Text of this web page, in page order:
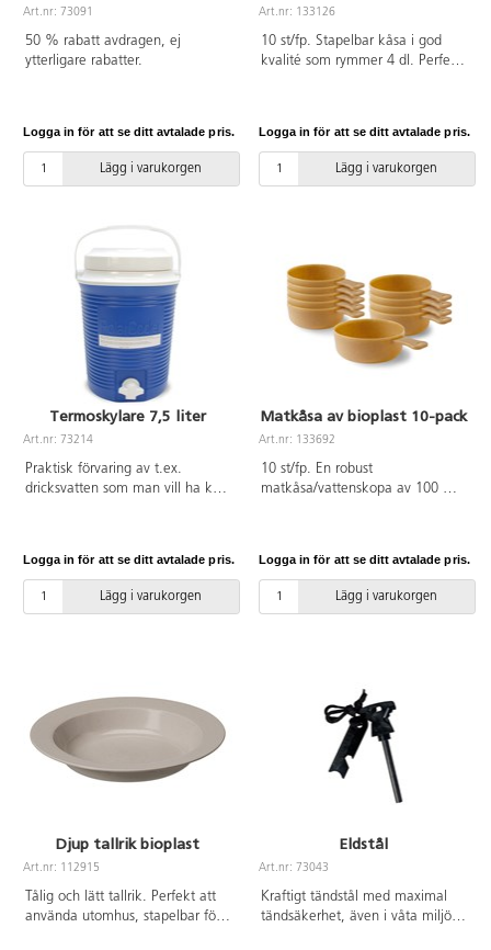
Art.nr: 73091
50 % rabatt avdragen, ej
ytterligare rabatter.
Logga in för att se ditt avtalade pris.
Lägg i varukorgen
Art.nr: 133126
10 st/fp. Stapelbar kåsa i god
kvalité som rymmer 4 dl. Perfekt
BPA-fri livsmedelsgodkänd HDPE.
Logga in för att se ditt avtalade pris.
Lägg i varukorgen
Termoskylare 7,5 liter
Art.nr: 73214
Praktisk förvaring av t.ex.
dricksvatten som man vill ha kylt
Mått: ø 24 cm, höjd 33 cm. Av
PP, PU och PE.
Logga in för att se ditt avtalade pris.
Lägg i varukorgen
Matkåsa av bioplast 10-pack
Art.nr: 133692
10 st/fp. En robust
matkåsa/vattenskopa av 100 %
inomhus- och utomhusbruk. PE-
baserat på sockerrör med samma
hållbarhet och egenskaper som
Logga in för att se ditt avtalade pris.
Lägg i varukorgen
Djup tallrik bioplast
Art.nr: 112915
Tålig och lätt tallrik. Perfekt att
använda utomhus, stapelbar för
Eldstål
Art.nr: 73043
Kraftigt tändstål med maximal
tändsäkerhet, även i våta miljöer.